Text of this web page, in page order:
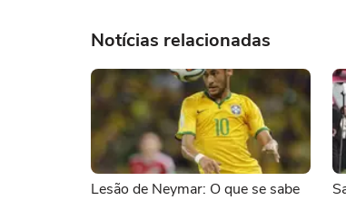
Notícias relacionadas
Lesão de Neymar: O que se sabe